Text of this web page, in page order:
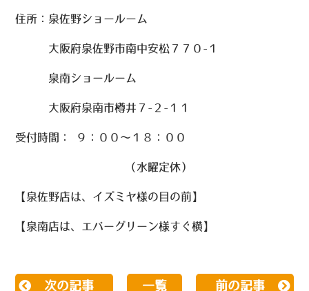
住所：泉佐野ショールーム
大阪府泉佐野市南中安松７７０-１
泉南ショールーム
大阪府泉南市樽井７-２-１１
受付時間： ９：００～１８：００
（水曜定休）
【泉佐野店は、イズミヤ様の目の前】
【泉南店は、エバーグリーン様すぐ横】
次の記事 一覧 前の記事